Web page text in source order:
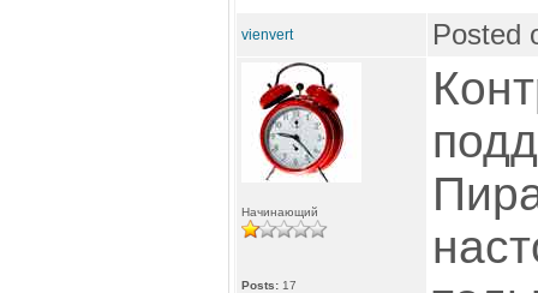
vienvert Posted
Начинающий
Posts: 17